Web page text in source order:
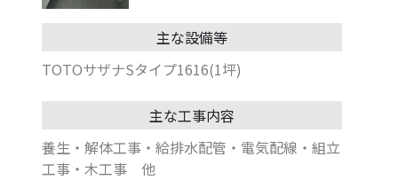
主な設備等
TOTOサザナSタイプ1616(1坪)
主な工事内容
養生・解体工事・給排水配管・電気配線・組立
工事・木工事 他